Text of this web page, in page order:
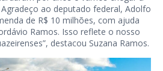
ao deputado federal, Adolfo
de R$ 10 milhões, com ajuda
Ramos. Isso reflete o nosso
destacou Suzana Ramos.